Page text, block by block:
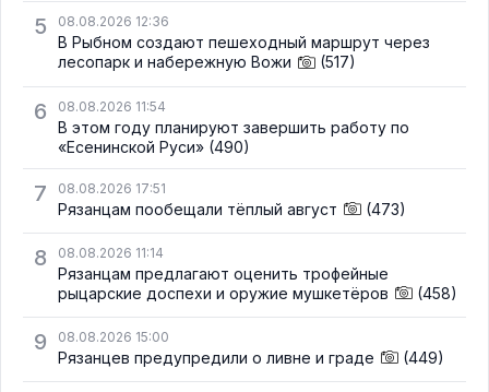
5 08.08.2026 12:36
В Рыбном создают пешеходный маршрут через
лесопарк и набережную Вожи
(517)
6 08.08.2026 11:54
В этом году планируют завершить работу по
«Есенинской Руси» (490)
7 08.08.2026 17:51
Рязанцам пообещали тёплый август (473)
8 08.08.2026 11:14
Рязанцам предлагают оценить трофейные
рыцарские доспехи и оружие мушкетёров
(458)
9 08.08.2026 15:00
Рязанцев предупредили о ливне и граде (449)